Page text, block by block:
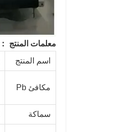
معلمات المنتج ：
اسم المنتج
مكافئ Pb
سماكة